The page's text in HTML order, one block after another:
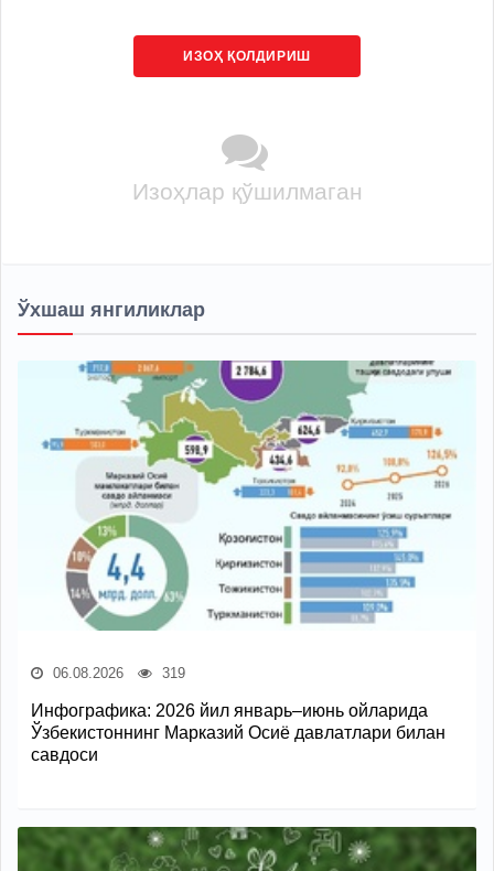
ИЗОҲ ҚОЛДИРИШ
Изоҳлар қўшилмаган
Ўхшаш янгиликлар
06.08.2026 319
Инфографика: 2026 йил январь–июнь ойларида
Ўзбекистоннинг Марказий Осиё давлатлари билан
савдоси